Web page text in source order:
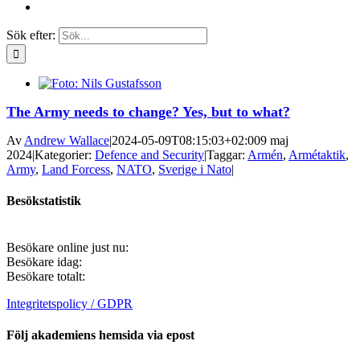
Sök efter:
The Army needs to change? Yes, but to what?
Av Andrew Wallace|2024-05-09T08:15:03+02:009 maj
2024|Kategorier: Defence and Security|Taggar: Armén, Armétaktik,
Army, Land Forcess, NATO, Sverige i Nato|
Besökstatistik
Besökare online just nu:
Besökare idag:
Besökare totalt:
Integritetspolicy / GDPR
Följ akademiens hemsida via epost